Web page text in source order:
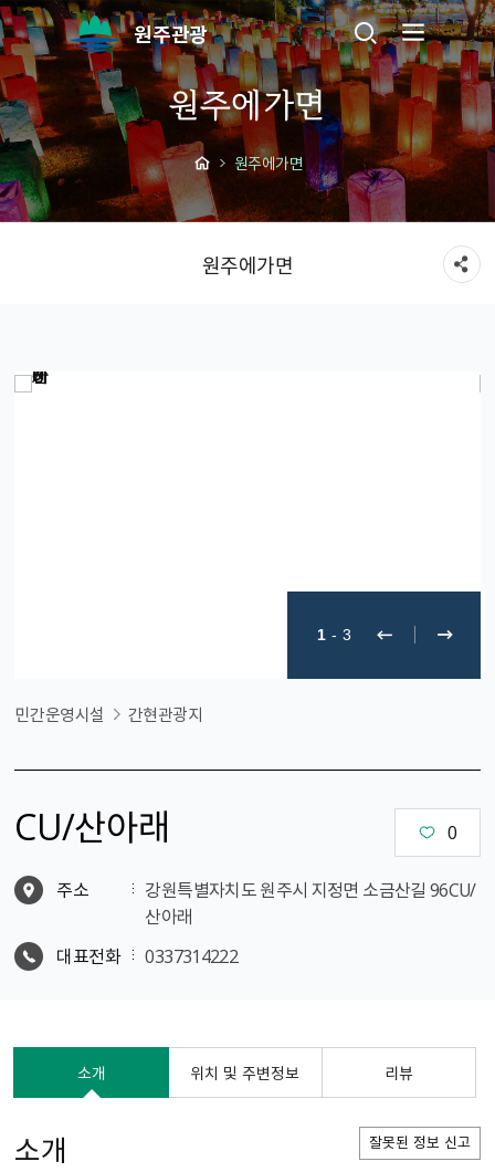
원주관광
원주에가면
원주에가면
원주에가면
1 - 3
민간운영시설 간현관광지
CU/산아래 0
주소
강원특별자치도 원주시 지정면 소금산길 96CU/
산아래
대표전화
0337314222
소개 위치 및 주변정보 리뷰
소개 잘못된 정보 신고